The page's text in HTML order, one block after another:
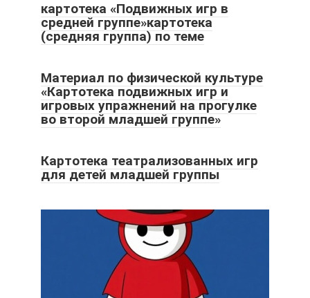
картотека «Подвижных игр в
средней группе»картотека
(средняя группа) по теме
Материал по физической культуре
«Картотека подвижных игр и
игровых упражнений на прогулке
во второй младшей группе»
Картотека театрализованных игр
для детей младшей группы